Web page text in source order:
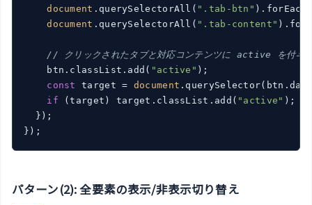
document .querySelectorAll( ".tab-btn"
document .querySelectorAll( ".tab-content"
// クリックされたタブと対応コンテンツに active を付与
    btn.classList.add(
"active" );
const
target = document
if (target) target.classList.add( "active" );
  });
パターン(2): 全要素の表示/非表示切り替え